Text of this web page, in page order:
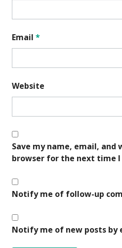
Email *
Website
Save my name, email, and
browser for the next time
Notify me of follow-up
Notify me of new posts by